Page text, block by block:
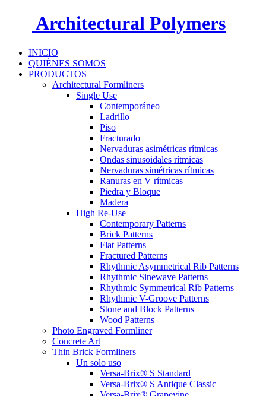
Architectural Polymers
INICIO
QUIÉNES SOMOS
PRODUCTOS
Architectural Formliners
Single Use
Contemporáneo
Ladrillo
Piso
Fracturado
Nervaduras asimétricas rítmicas
Ondas sinusoidales rítmicas
Nervaduras simétricas rítmicas
Ranuras en V rítmicas
Piedra y Bloque
Madera
High Re-Use
Contemporary Patterns
Brick Patterns
Flat Patterns
Fractured Patterns
Rhythmic Asymmetrical Rib Patterns
Rhythmic Sinewave Patterns
Rhythmic Symmetrical Rib Patterns
Rhythmic V-Groove Patterns
Stone and Block Patterns
Wood Patterns
Photo Engraved Formliner
Concrete Art
Thin Brick Formliners
Un solo uso
Versa-Brix® S Standard
Versa-Brix® S Antique Classic